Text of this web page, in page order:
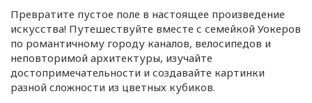
Превратите пустое поле в настоящее произведение
искусства! Путешествуйте вместе с семейкой Уокеров
по романтичному городу каналов, велосипедов и
неповторимой архитектуры, изучайте
достопримечательности и создавайте картинки
разной сложности из цветных кубиков.